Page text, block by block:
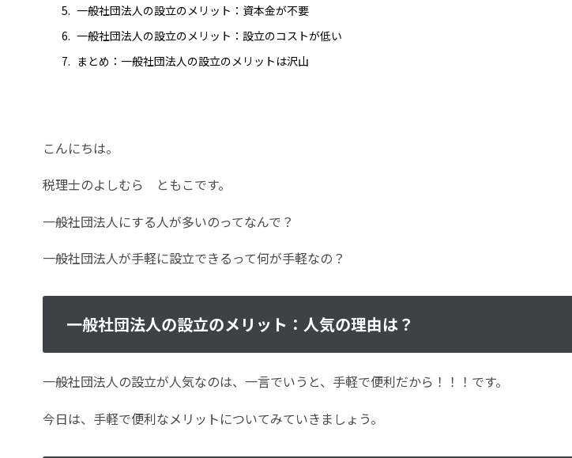
一般社団法人の設立のメリット：資本金が不要
一般社団法人の設立のメリット：設立のコストが低い
まとめ：一般社団法人の設立のメリットは沢山
こんにちは。
税理士のよしむら ともこです。
一般社団法人にする人が多いのってなんで？
一般社団法人が手軽に設立できるって何が手軽なの？
一般社団法人の設立のメリット：人気の理由は？
一般社団法人の設立が人気なのは、一言でいうと、手軽で便利だから！！！です。
今日は、手軽で便利なメリットについてみていきましょう。